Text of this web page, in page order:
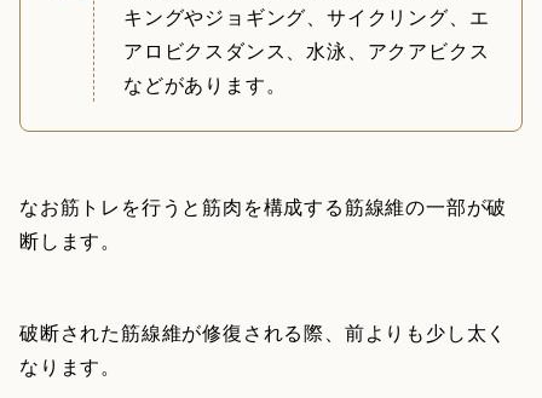
キングやジョギング、サイクリング、エ
アロビクスダンス、水泳、アクアビクス
などがあります。
なお筋トレを行うと筋肉を構成する筋線維の一部が破
断します。
破断された筋線維が修復される際、前よりも少し太く
なります。